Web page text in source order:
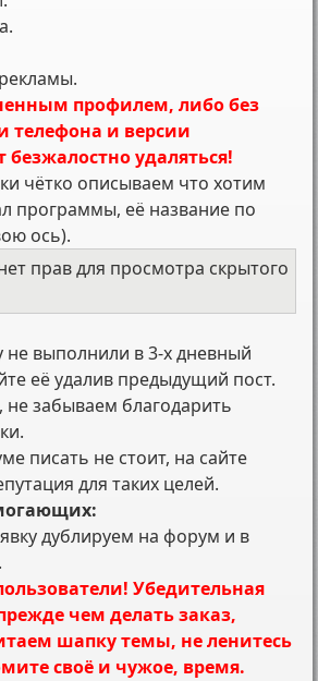
профилем, либо без
телефона и версии
удаляться!
чётко описываем что хотим
программы, её название по
ось).
прав для просмотра скрытого
не выполнили в 3-х дневный
её удалив предыдущий пост.
не забываем благодарить
писать не стоит, на сайте
для таких целей.
дублируем на форум и в
Убедительная
чем делать заказ,
шапку темы, не ленитесь
своё и чужое, время.